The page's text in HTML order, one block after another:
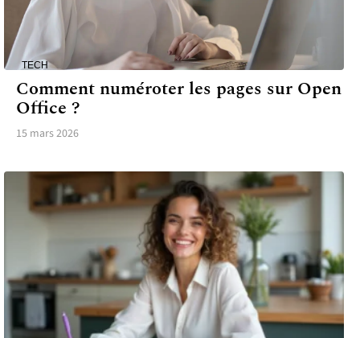
TECH
Comment numéroter les pages sur Open
Office ?
15 mars 2026